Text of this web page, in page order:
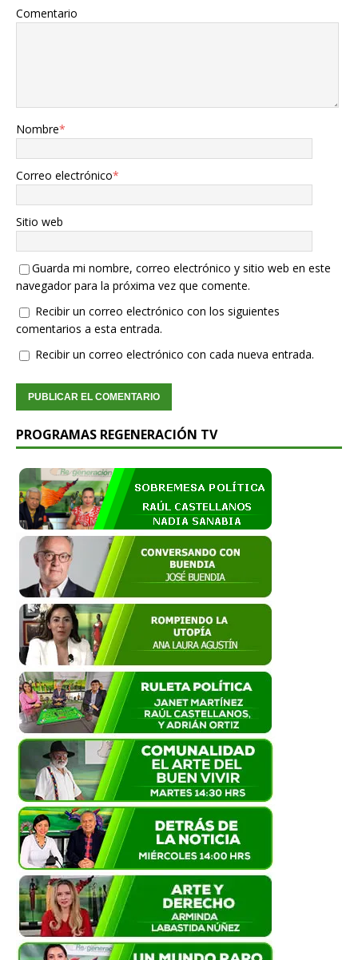
Comentario
Nombre*
Correo electrónico*
Sitio web
Guarda mi nombre, correo electrónico y sitio web en este
navegador para la próxima vez que comente.
Recibir un correo electrónico con los siguientes
comentarios a esta entrada.
Recibir un correo electrónico con cada nueva entrada.
PROGRAMAS REGENERACIÓN TV